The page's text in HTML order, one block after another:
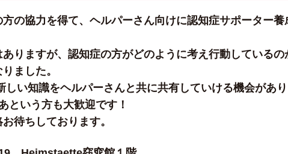
の協力を得て、ヘルパーさん向けに認知症サポーター
りますが、認知症の方がどのように考え行動している
ました。
い知識をヘルパーさんと共に共有していける機会があり
という方も大歓迎です！
待ちしております。